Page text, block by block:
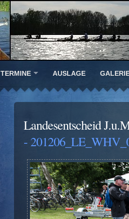
TERMINE AUSLAGE
Landesentscheid
-